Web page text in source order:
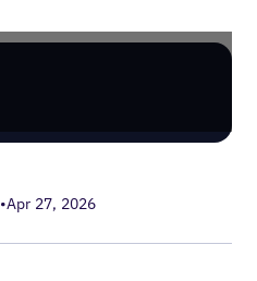
•Apr 27, 2026